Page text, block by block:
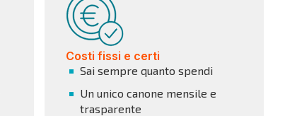
Costi fissi e certi
Sai sempre quanto spendi
Un unico canone mensile e
trasparente